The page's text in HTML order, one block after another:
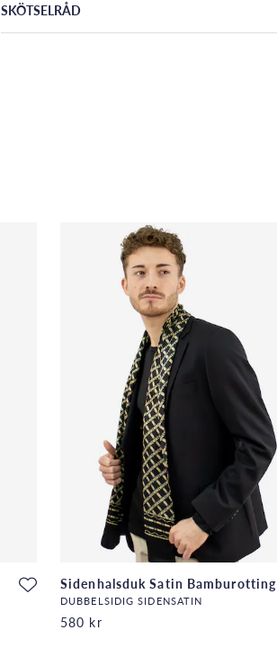
SKÖTSELRÅD
Sidenhalsduk Satin Bamburotting
DUBBELSIDIG SIDENSATIN
580 kr